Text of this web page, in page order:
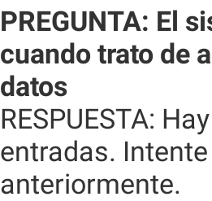
PREGUNTA: El
cuando trato de
datos
RESPUESTA:
entradas.
anteriormente.